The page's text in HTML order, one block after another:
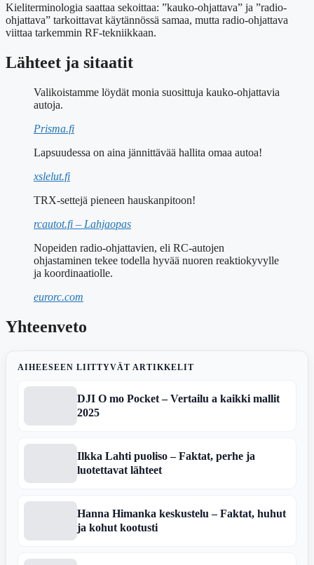
Kieliterminologia saattaa sekoittaa: ”kauko-ohjattava” ja ”radio-
ohjattava” tarkoittavat käytännössä samaa, mutta radio-ohjattava
viittaa tarkemmin RF-tekniikkaan.
Lähteet ja sitaatit
Valikoistamme löydät monia suosittuja kauko-ohjattavia
autoja.
Prisma.fi
Lapsuudessa on aina jännittävää hallita omaa autoa!
xslelut.fi
TRX-settejä pieneen hauskanpitoon!
rcautot.fi – Lahjaopas
Nopeiden radio-ohjattavien, eli RC-autojen
ohjastaminen tekee todella hyvää nuoren reaktiokyvylle
ja koordinaatiolle.
eurorc.com
Yhteenveto
AIHEESEEN LIITTYVÄT ARTIKKELIT
DJI O mo Pocket – Vertailu a kaikki mallit
2025
Ilkka Lahti puoliso – Faktat, perhe ja
luotettavat lähteet
Hanna Himanka keskustelu – Faktat, huhut
ja kohut kootusti